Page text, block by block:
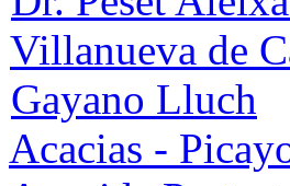
Villanueva de
Gayano Lluch
Acacias -